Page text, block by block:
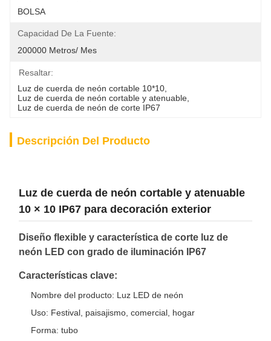
BOLSA
Capacidad De La Fuente:
200000 Metros/ Mes
Resaltar:
Luz de cuerda de neón cortable 10*10
Luz de cuerda de neón cortable y atenuable
Luz de cuerda de neón de corte IP67
Descripción Del Producto
Luz de cuerda de neón cortable y atenuable
10 × 10 IP67 para decoración exterior
Diseño flexible y característica de corte luz de
neón LED con grado de iluminación IP67
Características clave:
Nombre del producto: Luz LED de neón
Uso: Festival, paisajismo, comercial, hogar
Forma: tubo